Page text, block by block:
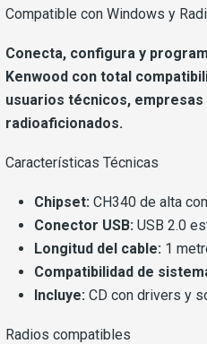
Compatible con Windows y
Conecta, configura y
Kenwood con total
usuarios técnicos, empresas
radioaficionados.
Características Técnicas
Chipset: CH340 de alta
Conector USB: USB 2.0
Longitud del cable: 1
Compatibilidad de
Incluye: CD con drivers y
Radios compatibles